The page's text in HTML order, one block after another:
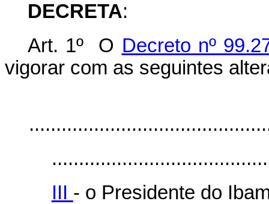
DECRETA:
Art. 1º O Decreto nº
vigorar com as seguintes
III - o Presidente do